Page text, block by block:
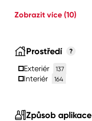
Zobrazit více (10)
Prostředí ?
Exteriér 137
Interiér 164
Způsob aplikace